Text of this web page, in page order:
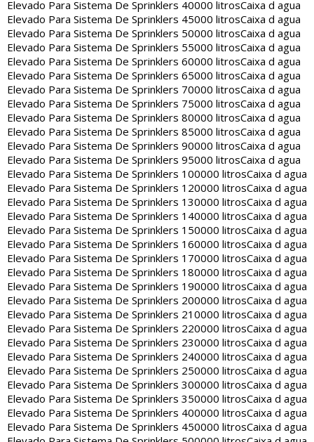
Elevado Para Sistema De Sprinklers 40000 litrosCaixa d agua
Elevado Para Sistema De Sprinklers 45000 litrosCaixa d agua
Elevado Para Sistema De Sprinklers 50000 litrosCaixa d agua
Elevado Para Sistema De Sprinklers 55000 litrosCaixa d agua
Elevado Para Sistema De Sprinklers 60000 litrosCaixa d agua
Elevado Para Sistema De Sprinklers 65000 litrosCaixa d agua
Elevado Para Sistema De Sprinklers 70000 litrosCaixa d agua
Elevado Para Sistema De Sprinklers 75000 litrosCaixa d agua
Elevado Para Sistema De Sprinklers 80000 litrosCaixa d agua
Elevado Para Sistema De Sprinklers 85000 litrosCaixa d agua
Elevado Para Sistema De Sprinklers 90000 litrosCaixa d agua
Elevado Para Sistema De Sprinklers 95000 litrosCaixa d agua
Elevado Para Sistema De Sprinklers 100000 litrosCaixa d agua
Elevado Para Sistema De Sprinklers 120000 litrosCaixa d agua
Elevado Para Sistema De Sprinklers 130000 litrosCaixa d agua
Elevado Para Sistema De Sprinklers 140000 litrosCaixa d agua
Elevado Para Sistema De Sprinklers 150000 litrosCaixa d agua
Elevado Para Sistema De Sprinklers 160000 litrosCaixa d agua
Elevado Para Sistema De Sprinklers 170000 litrosCaixa d agua
Elevado Para Sistema De Sprinklers 180000 litrosCaixa d agua
Elevado Para Sistema De Sprinklers 190000 litrosCaixa d agua
Elevado Para Sistema De Sprinklers 200000 litrosCaixa d agua
Elevado Para Sistema De Sprinklers 210000 litrosCaixa d agua
Elevado Para Sistema De Sprinklers 220000 litrosCaixa d agua
Elevado Para Sistema De Sprinklers 230000 litrosCaixa d agua
Elevado Para Sistema De Sprinklers 240000 litrosCaixa d agua
Elevado Para Sistema De Sprinklers 250000 litrosCaixa d agua
Elevado Para Sistema De Sprinklers 300000 litrosCaixa d agua
Elevado Para Sistema De Sprinklers 350000 litrosCaixa d agua
Elevado Para Sistema De Sprinklers 400000 litrosCaixa d agua
Elevado Para Sistema De Sprinklers 450000 litrosCaixa d agua